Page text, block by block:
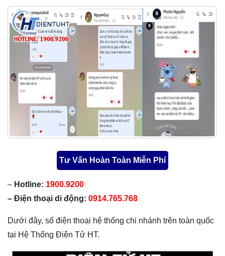
Tư Vấn Hoàn Toàn Miễn Phí
– Hotline: 1900.9200
– Điện thoại di động: 0914.765.768
Dưới đây, số điện thoại hệ thống chi nhánh trên toàn quốc
tại Hệ Thống Điện Tử HT.